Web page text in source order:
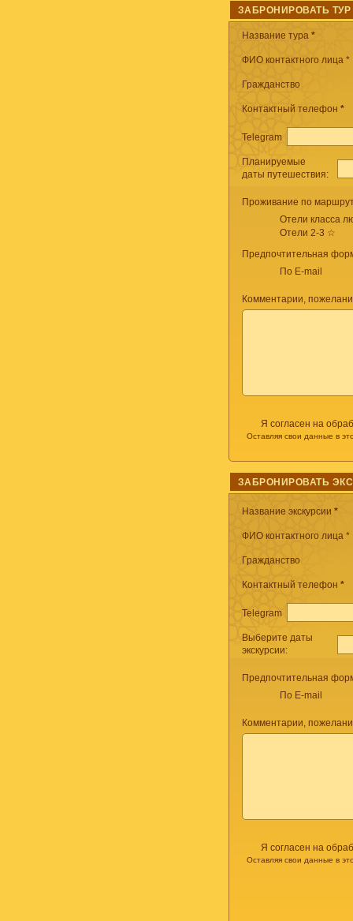
ЗАБРОНИРОВАТЬ ТУР
Название тура *
ФИО контактного лица *
Гражданство
Контактный телефон *
Telegram
Планируемые
даты путешествия:
Проживание по
Отели класса
Отели 2-3 ☆
Предпочтительная
По E-mail
Комментарии,
Я согласен на
Оставляя свои данные в
ЗАБРОНИРОВАТЬ
Название экскурсии *
ФИО контактного лица *
Гражданство
Контактный телефон *
Telegram
Выберите даты
экскурсии:
Предпочтительная
По E-mail
Комментарии,
Я согласен на
Оставляя свои данные в